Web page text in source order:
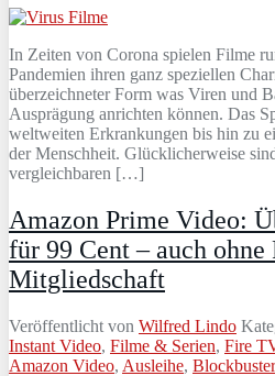
In Zeiten von Corona spielen Filme
Pandemien ihren ganz speziellen
überzeichneter Form was Viren und
Ausprägung anrichten können. Das
weltweiten Erkrankungen bis hin zu
der Menschheit. Glücklicherweise
vergleichbaren […]
Amazon Prime Video:
für 99 Cent – auch ohne
Mitgliedschaft
Veröffentlicht von Wilfred Lindo
Instant Video, Filme & Serien, Fire
Amazon Video, Ausleihe, Blockbuster